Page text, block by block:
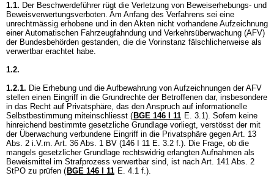
1.1. Der Beschwerdeführer rügt die Verletzung von Beweiserhebungs- und
Beweisverwertungsverboten. Am Anfang des Verfahrens sei eine
unrechtmässig erhobene und in den Akten nicht vorhandene Aufzeichnung
einer Automatischen Fahrzeugfahndung und Verkehrsüberwachung (AFV)
der Bundesbehörden gestanden, die die Vorinstanz fälschlicherweise als
verwertbar erachtet habe.
1.2.
1.2.1. Die Erhebung und die Aufbewahrung von Aufzeichnungen der AFV
stellen einen Eingriff in die Grundrechte der Betroffenen dar, insbesondere
in das Recht auf Privatsphäre, das den Anspruch auf informationelle
Selbstbestimmung miteinschliesst ( BGE 146 I 11 E. 3.1). Sofern keine
hinreichend bestimmte gesetzliche Grundlage vorliegt, verstösst der mit
der Überwachung verbundene Eingriff in die Privatsphäre gegen Art. 13
Abs. 2 i.V.m. Art. 36 Abs. 1 BV (146 I 11 E. 3.2 f.). Die Frage, ob die
mangels gesetzlicher Grundlage rechtswidrig erlangten Aufnahmen als
Beweismittel im Strafprozess verwertbar sind, ist nach Art. 141 Abs. 2
StPO zu prüfen ( BGE 146 I 11 E. 4.1 f.).